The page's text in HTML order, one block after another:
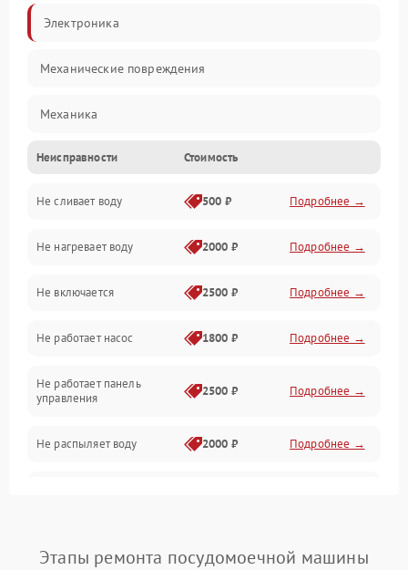
Электроника
Механические повреждения
Механика
Управление
Электропитание
Датчики
Нагрев
Вода
Гигиена
Программное обеспечение
Неисправности Стоимость
Не сливает воду 500 ₽ Подробнее →
Не нагревает воду 2000 ₽ Подробнее →
Не включается 2500 ₽ Подробнее →
Не работает насос 1800 ₽ Подробнее →
Не работает панель
управления
2500 ₽ Подробнее →
Не распыляет воду 2000 ₽ Подробнее →
Проблемы с набором
воды
1800 ₽ Подробнее →
Этапы ремонта посудомоечной машины